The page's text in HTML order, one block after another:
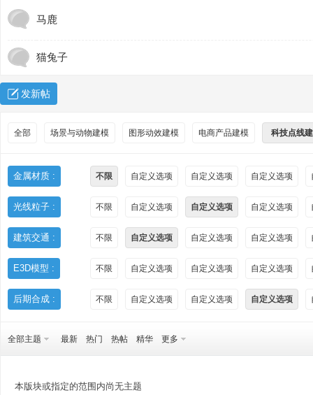
马鹿
猫兔子
发新帖
全部 场景与动物建模 图形动效建模 电商产品建模 科技点线
金属材质 : 不限 自定义选项 自定义选项 自定义选项
光线粒子 : 不限 自定义选项 自定义选项 自定义选项
建筑交通 : 不限 自定义选项 自定义选项 自定义选项
E3D模型 : 不限 自定义选项 自定义选项 自定义选项
后期合成 : 不限 自定义选项 自定义选项 自定义选项
全部主题 最新 热门 热帖 精华 更多
本版块或指定的范围内尚无主题